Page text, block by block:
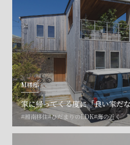
M様邸
家に帰ってくる度に「良い家だ
#湘南移住#ひだまりのLDK#海の近く